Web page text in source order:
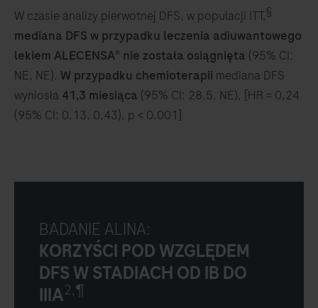
W czasie analizy pierwotnej DFS, w populacji ITT,§
mediana DFS w przypadku leczenia adiuwantowego
lekiem ALECENSA® nie została osiągnięta (95% CI:
NE, NE). W przypadku chemioterapii mediana DFS
wyniosła 41,3 miesiąca (95% CI: 28,5, NE), [HR = 0,24
(95% CI: 0,13, 0,43), p < 0,001]
BADANIE ALINA:
KORZYŚCI POD WZGLĘDEM
DFS W STADIACH OD IB DO
IIIA2,¶